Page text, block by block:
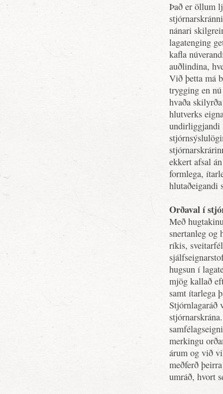
Það er öllum
nánari
lagatenging
kafla
auðlindina,
Við þetta má
trygging en
hvaða
hlutverks
undirliggjandi
ekkert afsal
formlega,
hlutaðeigandi
Orðaval í
Með
snertanleg
ríkis,
hugsun í
mjög kallað
samt ítarlega
Stjórnlagaráð
merkingu
árum og við
meðferð
umráð, hvort